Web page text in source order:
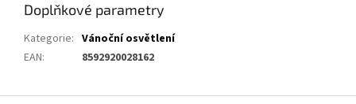
Doplňkové parametry
Kategorie: Vánoční osvětlení
EAN: 8592920028162